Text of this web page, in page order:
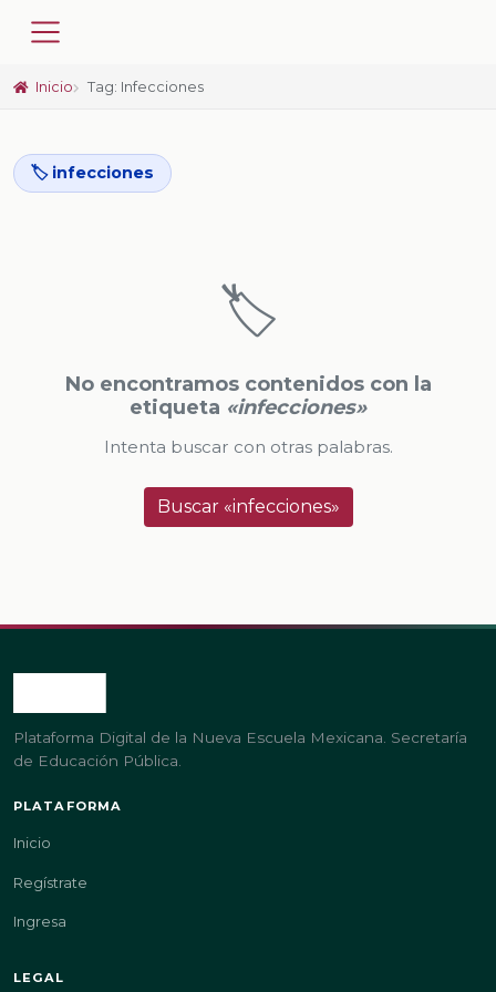
Inicio Tag: Infecciones
🏷️ infecciones
🏷️
No encontramos contenidos con la
etiqueta «infecciones»
Intenta buscar con otras palabras.
Buscar «infecciones»
Plataforma Digital de la Nueva Escuela Mexicana. Secretaría
de Educación Pública.
PLATAFORMA
Inicio
Regístrate
Ingresa
LEGAL